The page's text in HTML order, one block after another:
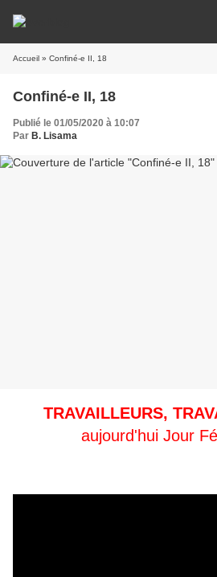
Accueil » Confiné-e II, 18
Confiné-e II, 18
Publié le 01/05/2020 à 10:07
Par B. Lisama
TRAVAILLEURS,
aujourd'hui Jour